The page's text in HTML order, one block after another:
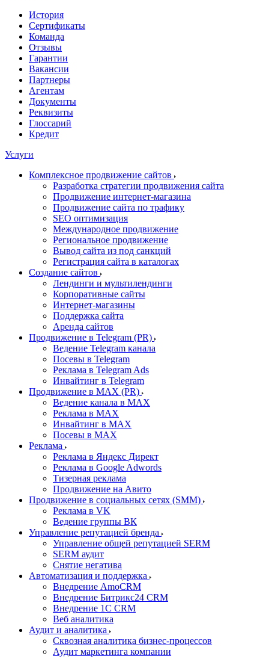
История
Сертификаты
Команда
Отзывы
Гарантии
Вакансии
Партнеры
Агентам
Документы
Реквизиты
Глоссарий
Кредит
Услуги
Комплексное продвижение сайтов
Разработка стратегии продвижения сайта
Продвижение интернет-магазина
Продвижение сайта по трафику
SEO оптимизация
Международное продвижение
Региональное продвижение
Вывод сайта из под санкций
Регистрация сайта в каталогах
Создание сайтов
Лендинги и мультилендинги
Корпоративные сайты
Интернет-магазины
Поддержка сайта
Аренда сайтов
Продвижение в Telegram (PR)
Ведение Telegram канала
Посевы в Telegram
Реклама в Telegram Ads
Инвайтинг в Telegram
Продвижение в MAX (PR)
Ведение канала в MAX
Реклама в MAX
Инвайтинг в MAX
Посевы в MAX
Реклама
Реклама в Яндекс Директ
Реклама в Google Adwords
Тизерная реклама
Продвижение на Авито
Продвижение в социальных сетях (SMM)
Реклама в VK
Ведение группы ВК
Управление репутацией бренда
Управление общей репутацией SERM
SERM аудит
Снятие негатива
Автоматизация и поддержка
Внедрение AmoCRM
Внедрение Битрикс24 CRM
Внедрение 1C CRM
Веб аналитика
Аудит и аналитика
Сквозная аналитика бизнес-процессов
Аудит маркетинга компании